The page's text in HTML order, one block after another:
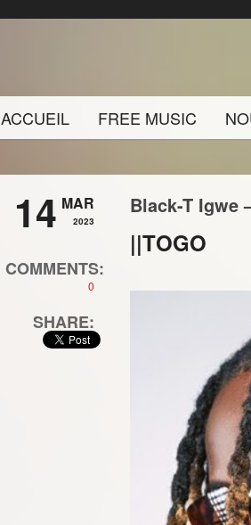
ACCUEIL FREE MUSIC
14 MAR
2023
COMMENTS:
0
SHARE:
Black-T Igwe
||TOGO